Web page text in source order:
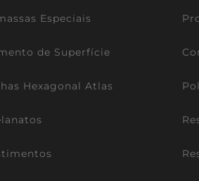
Especiais
de Superfície
Hexagonal Atlas